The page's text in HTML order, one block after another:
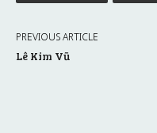
PREVIOUS ARTICLE
Lê Kim Vũ